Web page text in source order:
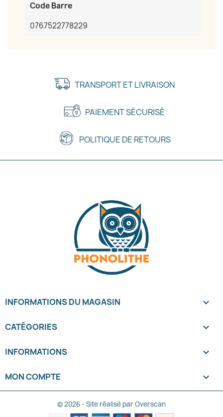
Code Barre
0767522778229
TRANSPORT ET LIVRAISON
PAIEMENT SÉCURISÉ
POLITIQUE DE RETOURS
INFORMATIONS DU MAGASIN keyboard_arrow_down
CATÉGORIES 
INFORMATIONS 
MON COMPTE 
© 2026 - Site réalisé par Overscan